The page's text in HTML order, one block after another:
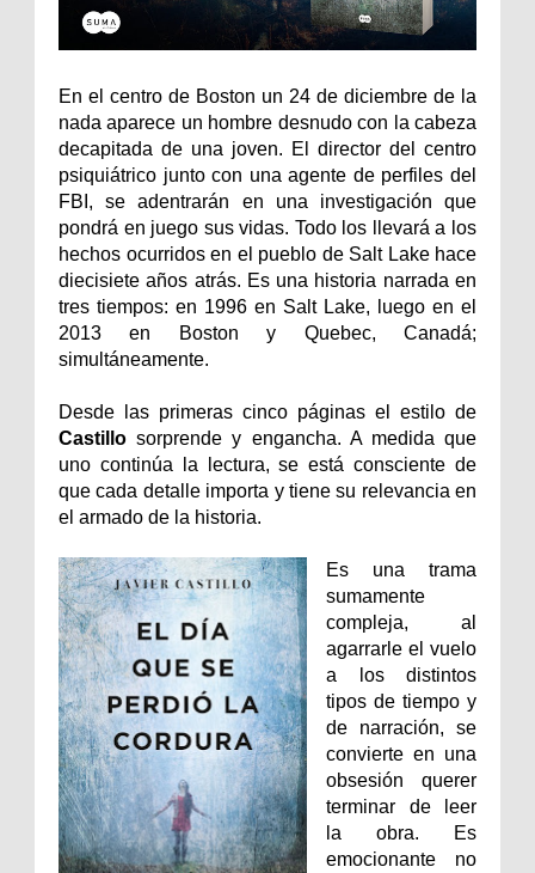
En el centro de Boston un 24 de diciembre de la
nada aparece un hombre desnudo con la cabeza
decapitada de una joven. El director del centro
psiquiátrico junto con una agente de perfiles del
FBI, se adentrarán en una investigación que
pondrá en juego sus vidas. Todo los llevará a los
hechos ocurridos en el pueblo de Salt Lake hace
diecisiete años atrás. Es una historia narrada en
tres tiempos: en 1996 en Salt Lake, luego en el
2013 en Boston y Quebec, Canadá;
simultáneamente.
Desde las primeras cinco páginas el estilo de
Castillosorprende y engancha. A medida que
uno continúa la lectura, se está consciente de
que cada detalle importa y tiene su relevancia en
el armado de la historia.
Es una trama
sumamente
compleja, al
agarrarle el vuelo
a los distintos
tipos de tiempo y
de narración, se
convierte en una
obsesión querer
terminar de leer
la obra. Es
emocionante no